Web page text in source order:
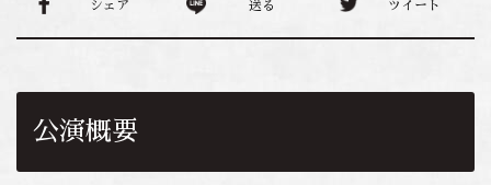
シェア 送る ツイート
公演概要